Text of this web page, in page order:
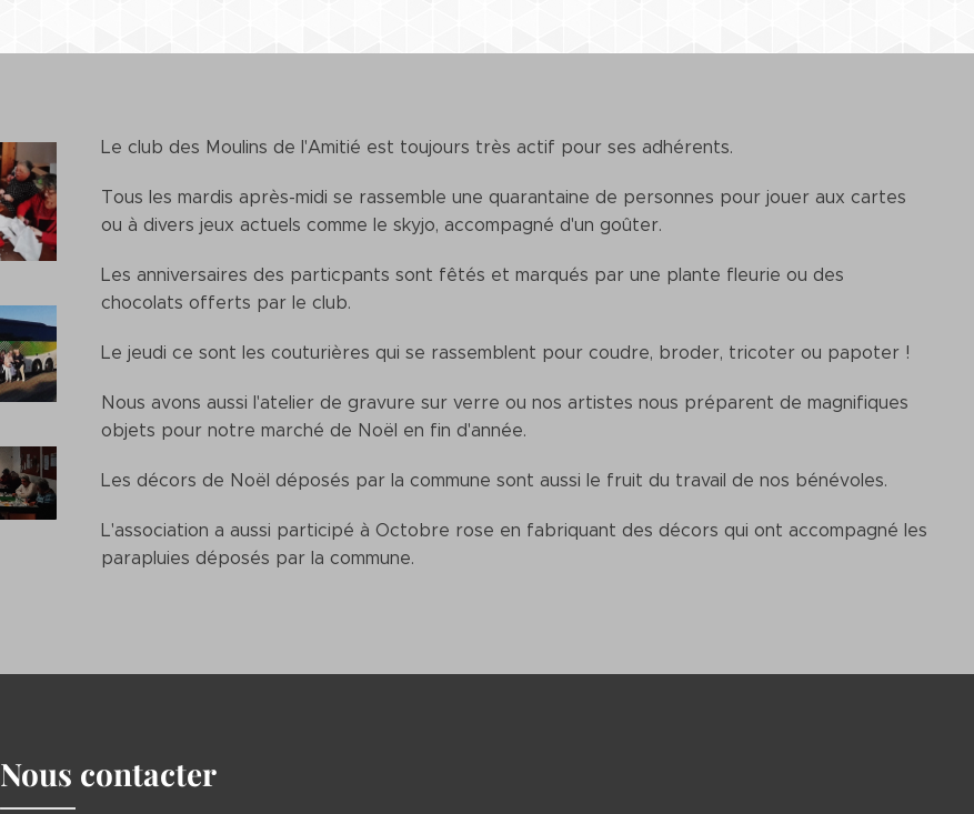
Le club des Moulins de l'Amitié est toujours très actif pour ses adhérents.
Tous les mardis après-midi se rassemble une quarantaine de personnes pour jouer aux cartes
ou à divers jeux actuels comme le skyjo, accompagné d'un goûter.
Les anniversaires des particpants sont fêtés et marqués par une plante fleurie ou des
chocolats offerts par le club.
Le jeudi ce sont les couturières qui se rassemblent pour coudre, broder, tricoter ou papoter !
Nous avons aussi l'atelier de gravure sur verre ou nos artistes nous préparent de magnifiques
objets pour notre marché de Noël en fin d'année.
Les décors de Noël déposés par la commune sont aussi le fruit du travail de nos bénévoles.
L'association a aussi participé à Octobre rose en fabriquant des décors qui ont accompagné les
parapluies déposés par la commune.
Nous contacter